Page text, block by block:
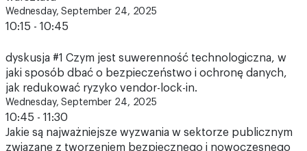
Wednesday, September 24, 2025
10:15 - 10:45
dyskusja #1 Czym jest suwerenność technologiczna, w
jaki sposób dbać o bezpieczeństwo i ochronę danych,
jak redukować ryzyko vendor-lock-in.
Wednesday, September 24, 2025
10:45 - 11:30
Jakie są najważniejsze wyzwania w sektorze publicznym
związane z tworzeniem bezpiecznego i nowoczesnego